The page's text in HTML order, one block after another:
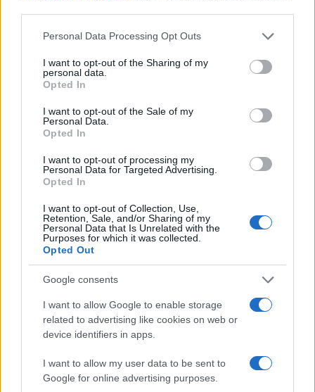
Please note that this website/app uses one or more Google
not limited to your visit or usage behaviour. You may click to
grant or deny consent to Google and its third-party tags to
use your data for below specified purposes in below Google
consent section.
Personal Data Processing Opt Outs
I want to opt-out of the Sharing of my
personal data.
Opted In
I want to opt-out of the Sale of my
Personal Data.
Opted In
I want to opt-out of processing my
Personal Data for Targeted Advertising.
Opted In
I want to opt-out of Collection, Use,
Retention, Sale, and/or Sharing of my
Personal Data that Is Unrelated with the
Purposes for which it was collected.
Opted Out
Google consents
I want to allow Google to enable storage
related to advertising like cookies on web or
device identifiers in apps.
I want to allow my user data to be sent to
Google for online advertising purposes.
Continua a leggere